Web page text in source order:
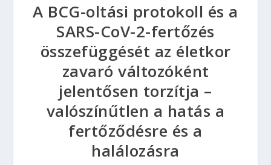
A BCG-oltási protokoll és a
SARS-CoV-2-fertőzés
összefüggését az életkor
zavaró változóként
jelentősen torzítja –
valószínűtlen a hatás a
fertőződésre és a
halálozásra